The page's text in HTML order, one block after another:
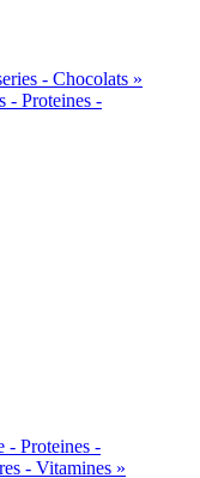
- Chocolats »
- Proteines -
- Proteines -
- Vitamines »